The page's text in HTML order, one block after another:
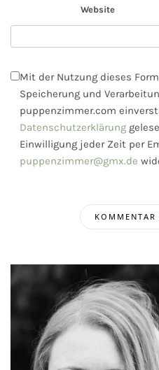
Website
Mit der Nutzung dieses
Speicherung und
puppenzimmer.com
Datenschutzerklärung
Einwilligung jeder Zeit per
puppenzimmer@gmx.de